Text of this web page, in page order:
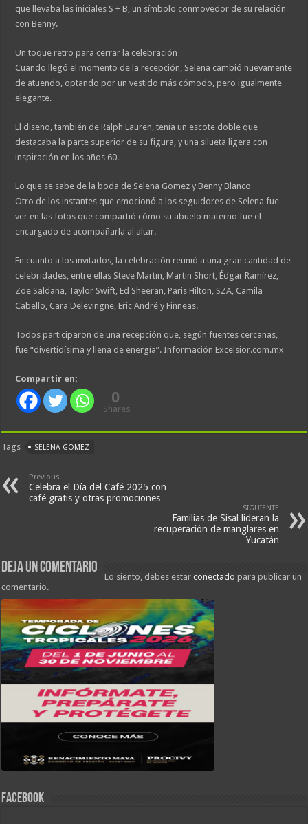
que llevaba las iniciales S + B, un símbolo conmovedor de su relación
con Benny.
Un toque retro para cerrar la celebración
Cuando llegó el momento de la recepción, Selena cambió nuevamente
de atuendo, optando por un vestido más cómodo, pero igualmente
elegante.
El diseño, también de Ralph Lauren, tenía un escote doble que
destacaba la parte superior de su figura, y una silueta ligera con
inspiración en los años 60.
Lo que se sabe de la boda de Selena Gomez y Benny Blanco
Otro de los instantes que emocionó a los seguidores de Selena fue
ver en las fotos que compartió cómo su abuelo materno fue el
encargado de acompañarla al altar.
En cuanto a los invitados, la celebración reunió a una gran cantidad de
celebridades, entre ellas Steve Martin, Martin Short, Édgar Ramírez,
Zoe Saldaña, Taylor Swift, Ed Sheeran, Paris Hilton, SZA, Camila
Cabello, Cara Delevingne, Eric André y Finneas.
Todos participaron de una recepción que, según fuentes cercanas,
fue “divertidísima y llena de energía”. Información Excelsior.com.mx
Compartir en:
0
Shares
Tags SELENA GOMEZ
Previous
Celebra el Día del Café 2025 con
café gratis y otras promociones
SIGUIENTE
Familias de Sisal lideran la
recuperación de manglares en
Yucatán
Deja un comentario
Lo siento, debes estarconectado para publicar un
comentario.
FACEBOOK